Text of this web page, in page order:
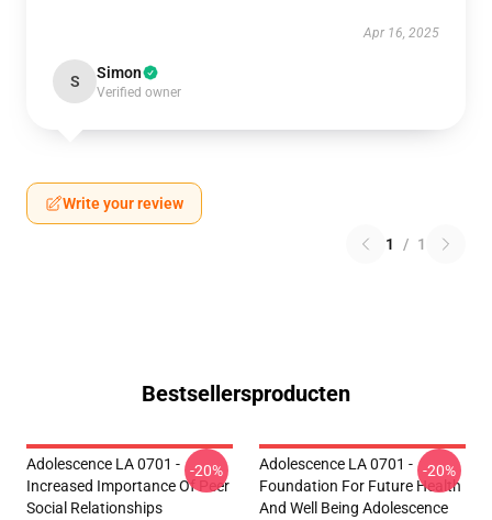
Apr 16, 2025
S Simon
Verified owner
Write your review
1 / 1
Bestsellersproducten
Adolescence LA 0701 -
Increased Importance Of Peer
Social Relationships
-20%
Adolescence LA 0701 -
Foundation For Future Health
And Well Being Adolescence
-20%